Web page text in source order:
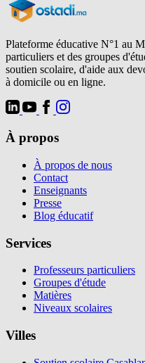
Plateforme éducative N°1 au
particuliers et des groupes
soutien scolaire, d'aide aux
à domicile ou en ligne.
À propos
À propos de nous
Contact
Enseignants
Presse
Blog éducatif
Services
Professeurs particuliers
Groupes d'étude
Matières
Niveaux scolaires
Villes